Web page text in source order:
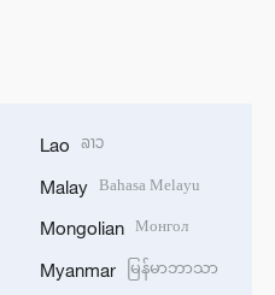
Lao ລາວ
Malay Bahasa Melayu
Mongolian Монгол
Myanmar မြန်မာဘာသာ